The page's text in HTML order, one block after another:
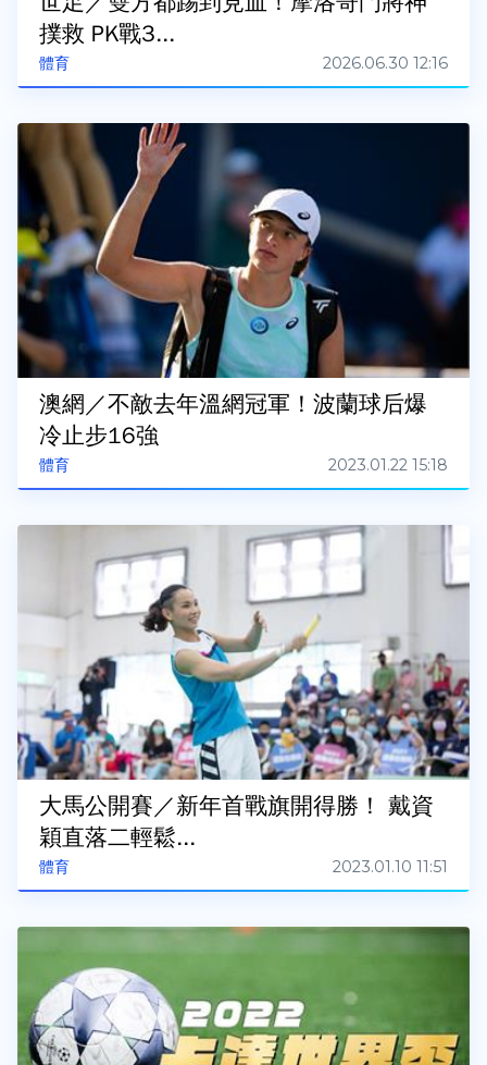
體育
撲救 PK戰3...
2026.06.30 12:16
體育
澳網／不敵去年溫網冠軍！波蘭球后爆
冷止步16強
2023.01.22 15:18
體育
大馬公開賽／新年首戰旗開得勝！ 戴資
穎直落二輕鬆...
2023.01.10 11:51